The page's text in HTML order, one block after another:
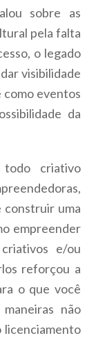
sobre as
pela falta
o legado
visibilidade
como eventos
da
criativo
construir uma
empreender
e/ou
reforçou a
o que você
não
licenciamento